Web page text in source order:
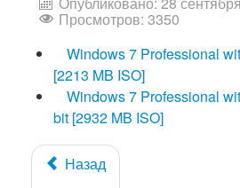
Просмотров: 3350
Windows 7 Professional
[2213 MB ISO]
Windows 7 Professional
bit [2932 MB ISO]
Назад